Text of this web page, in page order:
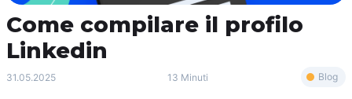
Come compilare il profilo
Linkedin
31.05.2025 13 Minuti Blog